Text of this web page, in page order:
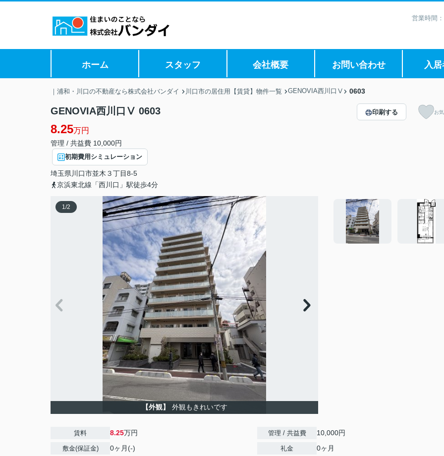
営業時間
ホーム スタッフ 会社概要 お問い合わせ 入
｜浦和・川口の不動産なら株式会社バンダイ 川口市の居住用【賃貸】物件一覧 GENOVIA西川口Ⅴ 0603
GENOVIA西川口Ⅴ 0603
8.25万円
管理 / 共益費 10,000円
初期費用シミュレーション
埼玉県 川口市並木 ３丁目8-5
京浜東北線「西川口」駅徒歩4分
印刷する お
1/2
【外観】 外観もきれいです
賃料 8.25万円
敷金(保証金) 0ヶ月(-)
管理 / 共益費 10,000円
礼金 0ヶ月